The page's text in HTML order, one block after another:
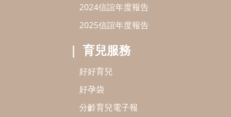
2024信誼年度報告
2025信誼年度報告
育兒服務
好好育兒
好孕袋
分齡育兒電子報